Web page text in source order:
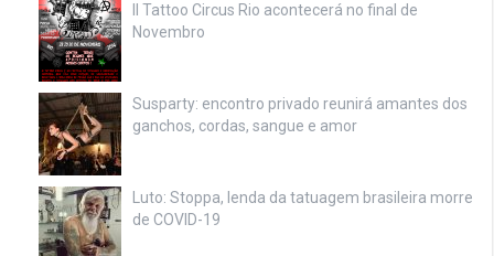
II Tattoo Circus Rio acontecerá no final de
Novembro
Susparty: encontro privado reunirá amantes dos
ganchos, cordas, sangue e amor
Luto: Stoppa, lenda da tatuagem brasileira morre
de COVID-19